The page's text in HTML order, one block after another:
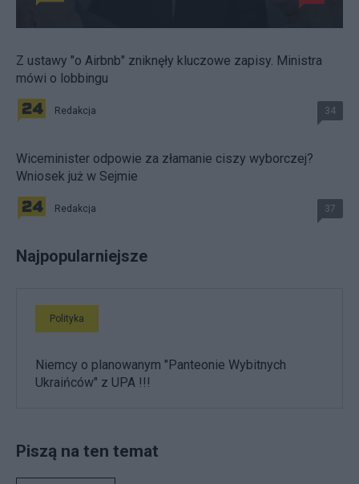
Z ustawy "o Airbnb" zniknęły kluczowe zapisy. Ministra
mówi o lobbingu
Redakcja 34
Wiceminister odpowie za złamanie ciszy wyborczej?
Wniosek już w Sejmie
Redakcja 37
Najpopularniejsze
Polityka
Niemcy o planowanym "Panteonie Wybitnych
Ukraińców" z UPA !!!
Piszą na ten temat